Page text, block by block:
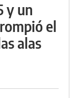
y un
el
alas